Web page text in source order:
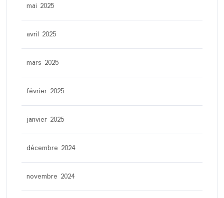
mai 2025
avril 2025
mars 2025
février 2025
janvier 2025
décembre 2024
novembre 2024